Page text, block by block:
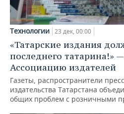
Технологии 23 дек, 00:00
«Татарские издания
последнего татарина!»
Ассоциацию издателей
Газеты, распространители
издательства Татарстана
общих проблем с розничными